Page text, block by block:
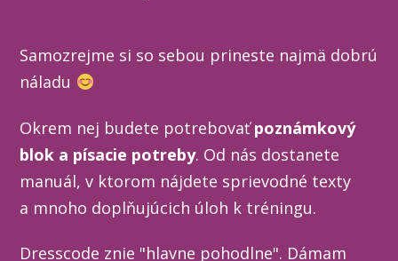
Samozrejme si so sebou prineste najmä dobrú
náladu
Okrem nej budete potrebovaťpoznámkový
blok a písacie potreby. Od nás dostanete
manuál, v ktorom nájdete sprievodné texty
a mnoho doplňujúcich úloh k tréningu.
Dresscode znie "hlavne pohodlne". Dámam